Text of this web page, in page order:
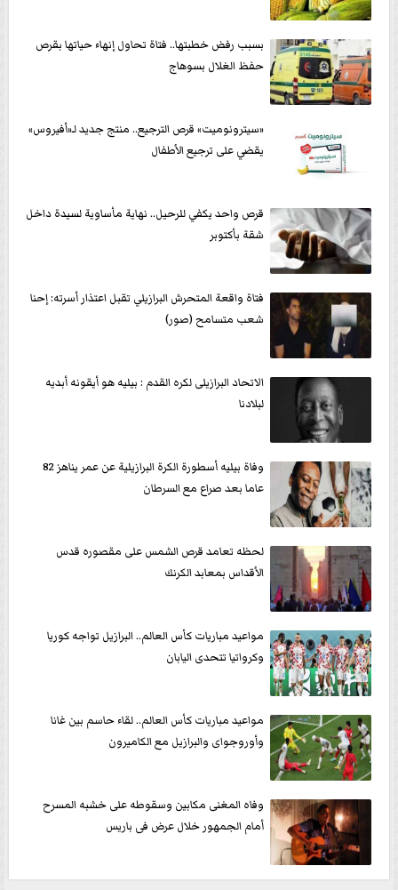
بسبب رفض خطبتها.. فتاة تحاول إنهاء حياتها بقرص
حفظ الغلال بسوهاج
«سيترونوميت» قرص الترجيع.. منتج جديد لـ«أفيروس»
يقضي على ترجيع الأطفال
قرص واحد يكفي للرحيل.. نهاية مأساوية لسيدة داخل
شقة بأكتوبر
فتاة واقعة المتحرش البرازيلي تقبل اعتذار أسرته: إحنا
شعب متسامح (صور)
الاتحاد البرازيلى لكره القدم : بيليه هو أيقونه أبديه
لبلادنا
وفاة بيليه أسطورة الكرة البرازيلية عن عمر يناهز 82
عاما بعد صراع مع السرطان
لحظه تعامد قرص الشمس على مقصوره قدس
الأقداس بمعابد الكرنك
مواعيد مباريات كأس العالم.. البرازيل تواجه كوريا
وكرواتيا تتحدى اليابان
مواعيد مباريات كأس العالم.. لقاء حاسم بين غانا
وأوروجواى والبرازيل مع الكاميرون
وفاه المغنى مكابين وسقوطه على خشبه المسرح
أمام الجمهور خلال عرض فى باريس